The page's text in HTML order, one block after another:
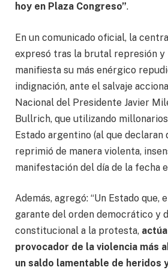
hoy en Plaza Congreso”.
En un comunicado oficial, la
expresó tras la brutal represión y
manifiesta su más enérgico
indignación, ante el salvaje
Nacional del Presidente Javier
Bullrich, que utilizando
Estado argentino (al que
reprimió de manera violenta,
manifestación del día de la fecha
Además, agregó: “Un Estado que,
garante del orden democrático y
constitucional a la protesta,
provocador de la violencia más
un saldo lamentable de heridos